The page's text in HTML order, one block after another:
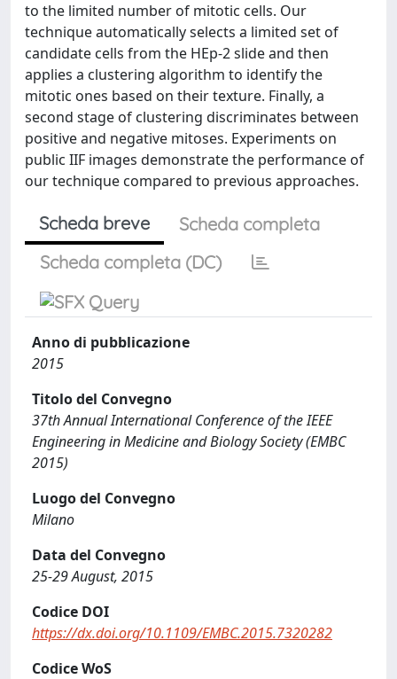
to the limited number of mitotic cells. Our
technique automatically selects a limited set of
candidate cells from the HEp-2 slide and then
applies a clustering algorithm to identify the
mitotic ones based on their texture. Finally, a
second stage of clustering discriminates between
positive and negative mitoses. Experiments on
public IIF images demonstrate the performance of
our technique compared to previous approaches.
Scheda breve
Scheda completa
Scheda completa (DC)
Anno di pubblicazione
2015
Titolo del Convegno
37th Annual International Conference of the IEEE
Engineering in Medicine and Biology Society (EMBC
2015)
Luogo del Convegno
Milano
Data del Convegno
25-29 August, 2015
Codice DOI
https://dx.doi.org/10.1109/EMBC.2015.7320282
Codice WoS